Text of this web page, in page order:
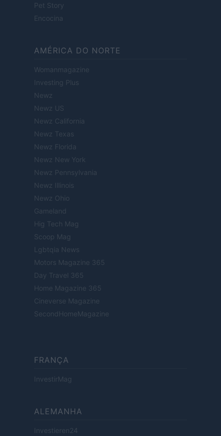
Pet Story
Encocina
AMÉRICA DO NORTE
Womanmagazine
Investing Plus
Newz
Newz US
Newz California
Newz Texas
Newz Florida
Newz New York
Newz Pennsylvania
Newz Illinois
Newz Ohio
Gameland
Hig Tech Mag
Scoop Mag
Lgbtqia News
Motors Magazine 365
Day Travel 365
Home Magazine 365
Cineverse Magazine
SecondHomeMagazine
FRANÇA
InvestirMag
ALEMANHA
Investieren24